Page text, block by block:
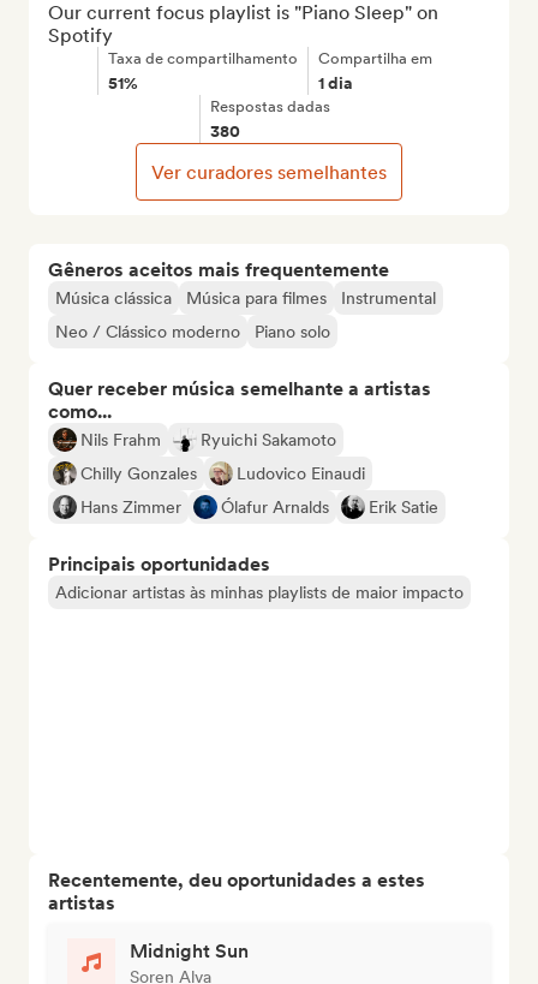
Gêneros aceitos mais frequentemente
Música clássica Música para filmes
Instrumental
Neo / Clássico moderno
Piano solo
Quer receber música semelhante a artistas
como...
Nils Frahm
Ryuichi Sakamoto
Chilly Gonzales
Ludovico Einaudi
Hans Zimmer
Ólafur Arnalds Erik Satie
Principais oportunidades
Adicionar artistas às minhas playlists de maior impacto
Recentemente, deu oportunidades a estes
artistas
Midnight Sun
Soren Alva
Our current focus playlist is "Piano Sleep" on
Spotify
Taxa de compartilhamento
51%
Compartilha em
1 dia
Respostas dadas
380
Ver curadores semelhantes